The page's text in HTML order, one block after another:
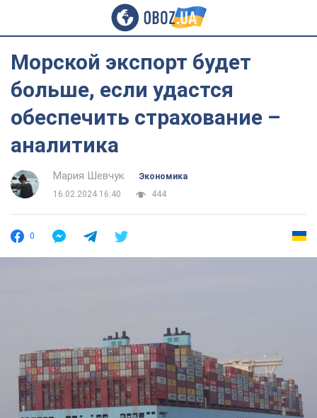
Морской экспорт будет
больше, если удастся
обеспечить страхование –
аналитика
Мария Шевчук
Экономика
16.02.2024 16:40
444
0